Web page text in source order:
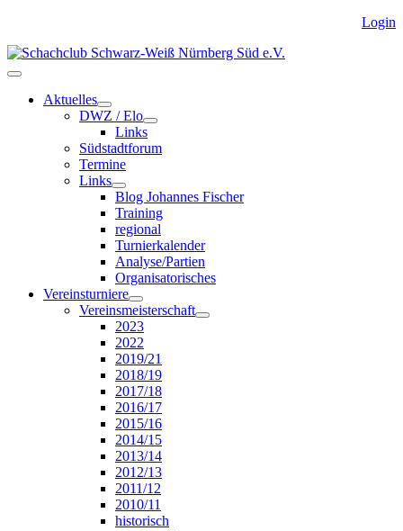
Login
Aktuelles
DWZ / Elo
Links
Südstadtforum
Termine
Links
Blog Johannes Fischer
Training
regional
Turnierkalender
Analyse/Partien
Organisatorisches
Vereinsturniere
Vereinsmeisterschaft
2023
2022
2019/21
2018/19
2017/18
2016/17
2015/16
2014/15
2013/14
2012/13
2011/12
2010/11
historisch